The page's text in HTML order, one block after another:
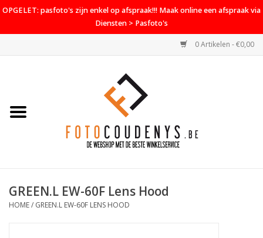
OPGELET: pasfoto's zijn enkel op afspraak!!! Maak online een afspraak via
Diensten > Pasfoto's
0 Artikelen - €0,00
Home
PROMO
GREEN.L EW-60F Lens Hood
HOME/ GREEN.L EW-60F LENS HOOD